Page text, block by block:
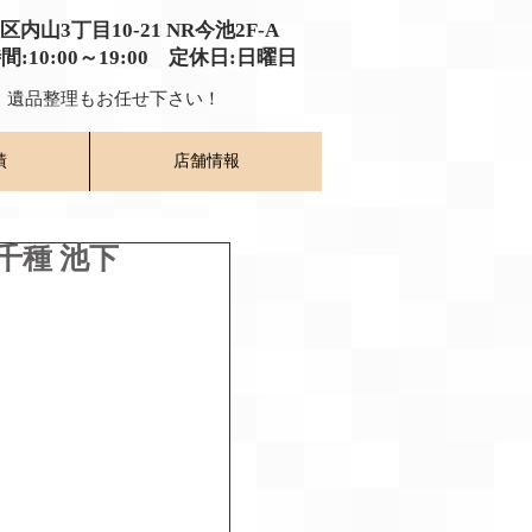
内山3丁目10-21 ​ NR今池2F-A​
:10:00～19:00​ 定休日:日曜日
品整理もお任せ下さい！
種 池下
店舗情報